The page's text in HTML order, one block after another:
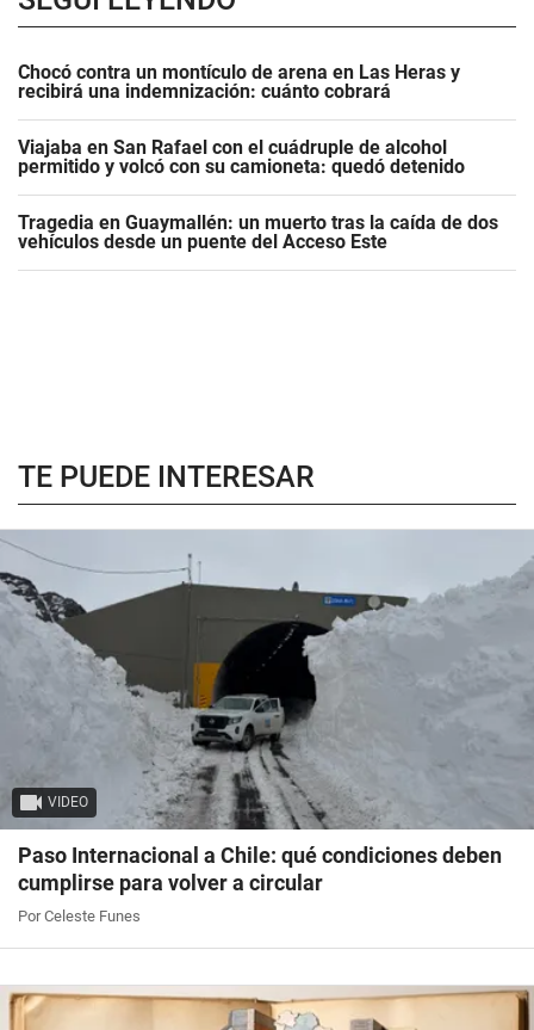
Chocó contra un montículo de arena en Las Heras y
recibirá una indemnización: cuánto cobrará
Viajaba en San Rafael con el cuádruple de alcohol
permitido y volcó con su camioneta: quedó detenido
Tragedia en Guaymallén: un muerto tras la caída de dos
vehículos desde un puente del Acceso Este
TE PUEDE INTERESAR
VIDEO
Paso Internacional a Chile: qué condiciones deben
cumplirse para volver a circular
Por Celeste Funes